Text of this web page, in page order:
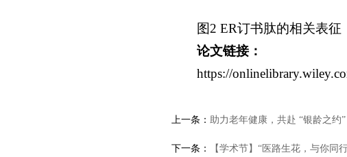
图2 ER订书肽的相关表征
论文链接：
https://
上一条： 助力老年健康，共赴 “银龄之
下一条： 【学术节】“医路生花，与你